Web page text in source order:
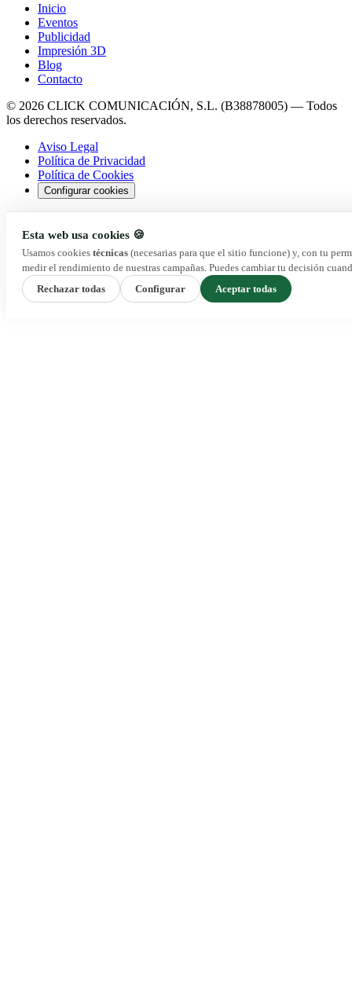
Inicio
Eventos
Publicidad
Impresión 3D
Blog
Contacto
© 2026 CLICK COMUNICACIÓN, S.L. (B38878005) — Todos
los derechos reservados.
Aviso Legal
Política de Privacidad
Política de Cookies
Configurar cookies
Esta web usa cookies 🍪
Usamos cookies técnicas (necesarias para que el sitio funcione) y, con tu
medir el rendimiento de nuestras campañas. Puedes cambiar tu decisión
Rechazar todas
Configurar Aceptar todas